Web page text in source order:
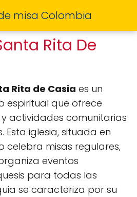
misa Colombia
Rita De
Rita de Casia es un
espiritual que ofrece
y actividades comunitarias
Esta iglesia, situada en
celebra misas regulares,
eventos
para todas las
se caracteriza por su